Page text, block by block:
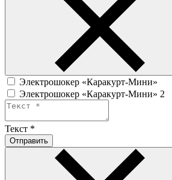
Электрошокер «Каракурт-Мини»
Электрошокер «Каракурт-Мини» 2
Текст *
Отправить